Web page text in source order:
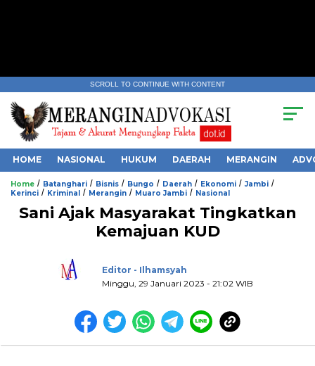
SCROLL TO CONTINUE WITH CONTENT
HOME NASIONAL HUKUM DAERAH MERANGIN
Home / Batanghari / Bisnis / Bungo / Daerah / Ekonomi / Jambi /
Kerinci / Kriminal / Merangin / Muaro Jambi / Nasional
Sani Ajak Masyarakat Tingkatkan
Kemajuan KUD
Editor - Ilhamsyah
Minggu, 29 Januari 2023 - 21:02 WIB